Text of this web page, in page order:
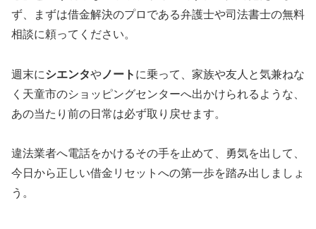
ず、まずは借金解決のプロである弁護士や司法書士の無料
相談に頼ってください。
週末にシエンタや ノート に乗って、家族や友人と気兼ねな
く天童市のショッピングセンターへ出かけられるような、
あの当たり前の日常は必ず取り戻せます。
違法業者へ電話をかけるその手を止めて、勇気を出して、
今日から正しい借金リセットへの第一歩を踏み出しましょ
う。